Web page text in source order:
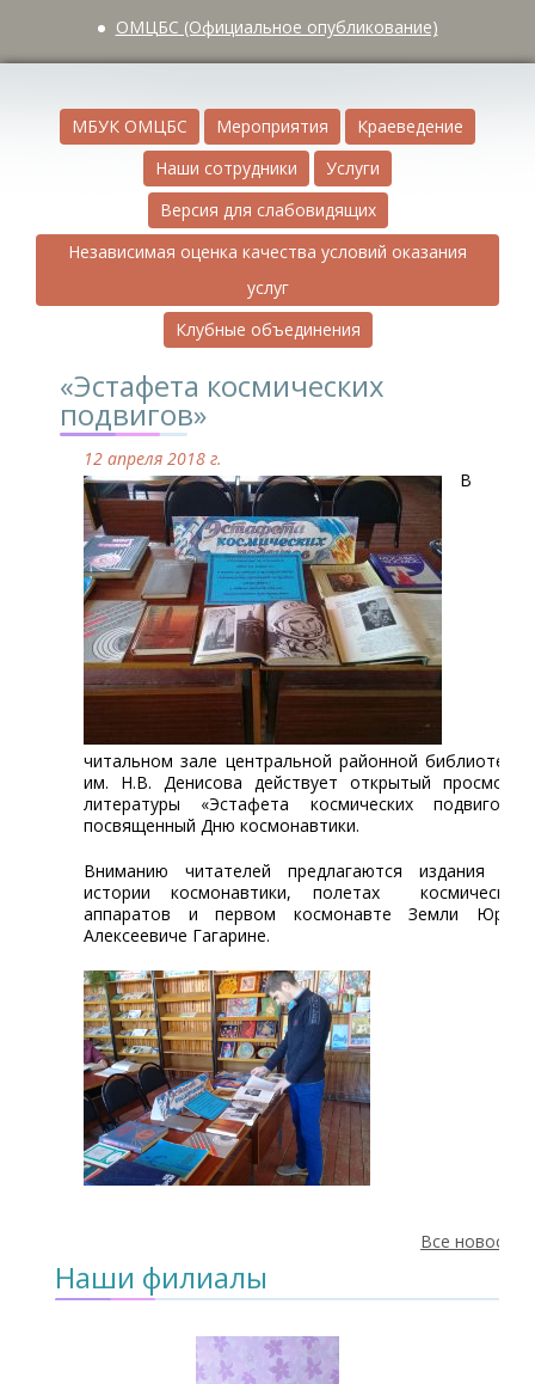
ОМЦБС (Официальное опубликование)
МБУК ОМЦБС Мероприятия
Краеведение
Наши сотрудники
Услуги
Версия для слабовидящих
Независимая оценка качества условий оказания
услуг
Клубные объединения
«Эстафета космических
подвигов»
12 апреля 2018 г.
В
читальном зале центральной районной библиотеки
им. Н.В. Денисова действует открытый просмотр
литературы «Эстафета космических подвигов»,
посвященный Дню космонавтики.
Вниманию читателей предлагаются издания об
истории космонавтики, полетах космических
аппаратов и первом космонавте Земли Юрии
Алексеевиче Гагарине.
Все новости
Наши филиалы